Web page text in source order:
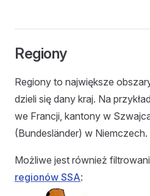
Regiony
Regiony to największe
dzieli się dany kraj. Na
we Francji, kantony w
(Bundesländer) w Niemczech.
Możliwe jest również
regionów SSA: